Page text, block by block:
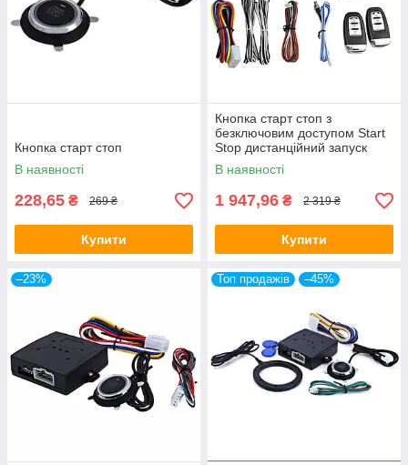
Кнопка старт стоп
В наявності
228,65 ₴ 269 ₴
Купити
Кнопка старт стоп з
безключовим доступом Start
Stop дистанційний запуск
управління ЦЗ та багажником
В наявності
1 947,96 ₴ 2 319 ₴
Купити
–23% Топ продажів –45%